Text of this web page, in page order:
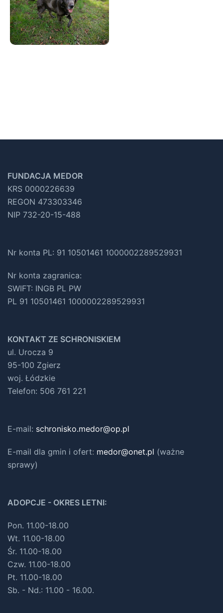
FUNDACJA MEDOR
KRS 0000226639
REGON 473303346
NIP 732-20-15-488
Nr konta PL: 91 10501461 1000002289529931
Nr konta zagranica:
SWIFT: INGB PL PW
PL 91 10501461 1000002289529931
KONTAKT ZE SCHRONISKIEM
ul. Urocza 9
95-100 Zgierz
woj. Łódzkie
Telefon: 506 761 221
E-mail: schronisko.medor@op.pl
E-mail dla gmin i ofert: medor@onet.pl (ważne
sprawy)
ADOPCJE - OKRES LETNI:
Pon. 11.00-18.00
Wt. 11.00-18.00
Śr. 11.00-18.00
Czw. 11.00-18.00
Pt. 11.00-18.00
Sb. - Nd.: 11.00 - 16.00.